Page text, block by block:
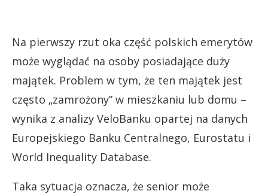
Na pierwszy rzut oka część polskich emerytów
może wyglądać na osoby posiadające duży
majątek. Problem w tym, że ten majątek jest
często „zamrożony” w mieszkaniu lub domu –
wynika z analizy VeloBanku opartej na danych
Europejskiego Banku Centralnego, Eurostatu i
World Inequality Database.
Taka sytuacja oznacza, że senior może